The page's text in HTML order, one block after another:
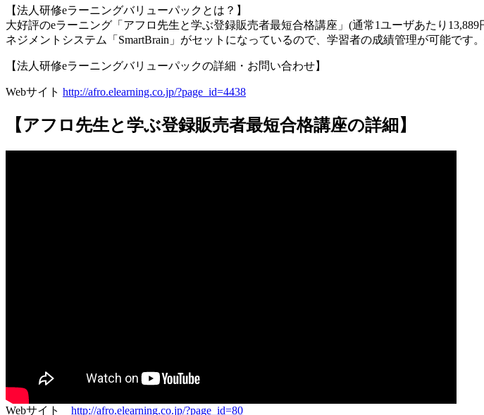
【法人研修eラーニングバリューパックとは？】
大好評のeラーニング「アフロ先生と学ぶ登録販売者最短合格講座」(通常1ユーザあたり
ネジメントシステム「SmartBrain」がセットになっているので、学習者の成績管理が可能です
【法人研修eラーニングバリューパックの詳細・お問い合わせ】
Webサイト http://afro.elearning.co.jp/?page_id=4438
【アフロ先生と学ぶ登録販売者最短合格講座の詳細】
Webサイト http://afro.elearning.co.jp/?page_id=80